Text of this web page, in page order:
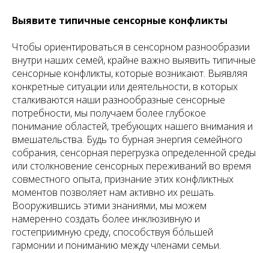
Выявите типичные сенсорные конфликты
Чтобы ориентироваться в сенсорном разнообразии
внутри наших семей, крайне важно выявить типичные
сенсорные конфликты, которые возникают. Выявляя
конкретные ситуации или деятельности, в которых
сталкиваются наши разнообразные сенсорные
потребности, мы получаем более глубокое
понимание областей, требующих нашего внимания и
вмешательства. Будь то бурная энергия семейного
собрания, сенсорная перегрузка определенной среды
или столкновение сенсорных переживаний во время
совместного опыта, признание этих конфликтных
моментов позволяет нам активно их решать.
Вооружившись этими знаниями, мы можем
намеренно создать более инклюзивную и
гостеприимную среду, способствуя бóльшей
гармонии и пониманию между членами семьи.